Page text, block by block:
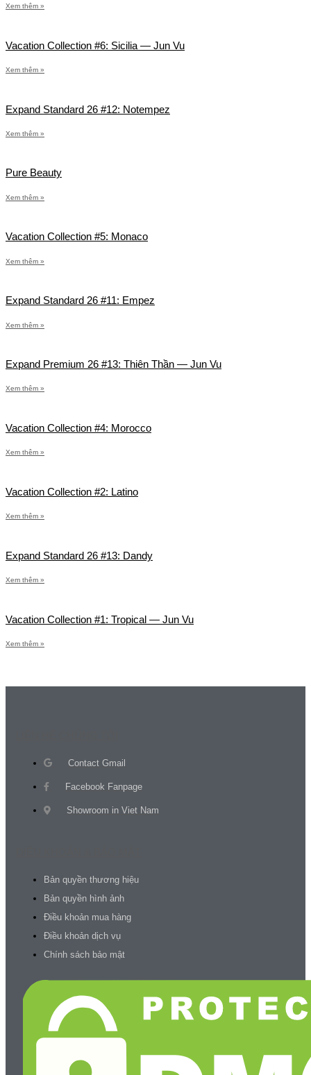
Xem thêm »
Vacation Collection #6: Sicilia — Jun Vu
Xem thêm »
Expand Standard 26 #12: Notempez
Xem thêm »
Pure Beauty
Xem thêm »
Vacation Collection #5: Monaco
Xem thêm »
Expand Standard 26 #11: Empez
Xem thêm »
Expand Premium 26 #13: Thiên Thần — Jun Vu
Xem thêm »
Vacation Collection #4: Morocco
Xem thêm »
Vacation Collection #2: Latino
Xem thêm »
Expand Standard 26 #13: Dandy
Xem thêm »
Vacation Collection #1: Tropical — Jun Vu
Xem thêm »
Contact Gmail
Facebook Fanpage
Showroom in Viet Nam
Bản quyền thương hiệu
Bản quyền hình ảnh
Điều khoản mua hàng
Điều khoản dịch vụ
Chính sách bảo mật